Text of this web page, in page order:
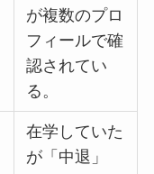
が複数のプロ
フィールで確
認されてい
る。
在学していた
が「中退」